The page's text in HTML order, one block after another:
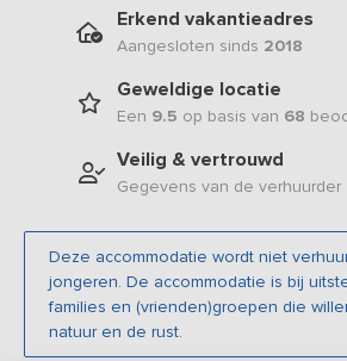
Erkend vakantieadres
Aangesloten sinds 2018
Geweldige locatie
Een 9.5 op basis van 68
Veilig & vertrouwd
Gegevens van de verhuurder
Deze accommodatie wordt niet
jongeren. De accommodatie is bij
families en (vrienden)groepen die
natuur en de rust.